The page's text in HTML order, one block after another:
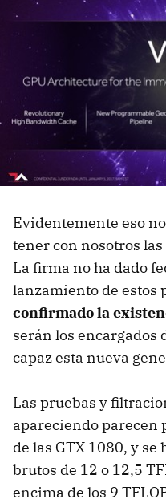
Evidentemente eso
tener con nosotros
La firma no ha dado
lanzamiento de estos
confirmado la
serán los encargados
capaz esta nueva
Las pruebas y
apareciendo parecen
de las GTX 1080, y
brutos de 12 o 12,5
encima de los 9